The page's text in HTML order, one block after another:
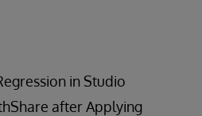
in Studio
after Applying